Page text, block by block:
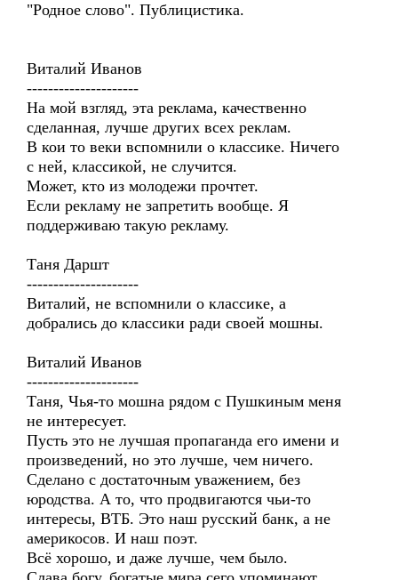
"Родное слово". Публицистика.
Виталий Иванов
---------------------
На мой взгляд, эта реклама, качественно
сделанная, лучше других всех реклам.
В кои то веки вспомнили о классике. Ничего
с ней, классикой, не случится.
Может, кто из молодежи прочтет.
Если рекламу не запретить вообще. Я
поддерживаю такую рекламу.
Таня Даршт
---------------------
Виталий, не вспомнили о классике, а
добрались до классики ради своей мошны.
Виталий Иванов
---------------------
Таня, Чья-то мошна рядом с Пушкиным меня
не интересует.
Пусть это не лучшая пропаганда его имени и
произведений, но это лучше, чем ничего.
Сделано с достаточным уважением, без
юродства. А то, что продвигаются чьи-то
интересы, ВТБ. Это наш русский банк, а не
америкосов. И наш поэт.
Всё хорошо, и даже лучше, чем было.